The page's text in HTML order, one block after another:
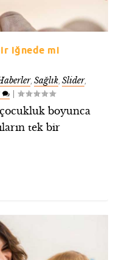
iğnede mi
,Sağlık,Slider,
|
çocukluk boyunca
tek bir